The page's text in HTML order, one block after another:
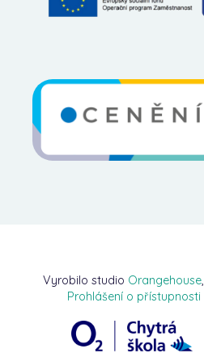
Vyrobilo studio Orangehouse,
Prohlášení o přístupnosti